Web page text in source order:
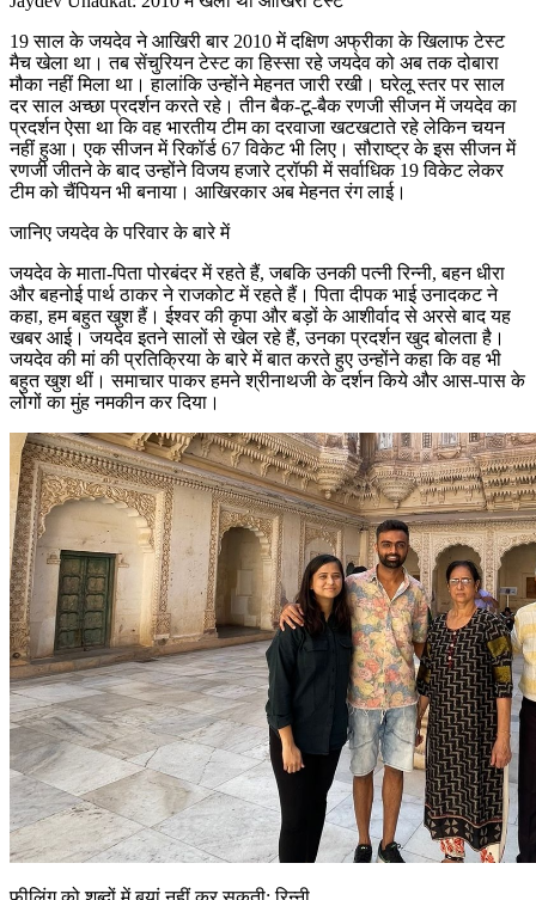
19 साल के जयदेव ने आखिरी बार 2010 में दक्षिण अफ्रीका के खिलाफ टेस्ट
मैच खेला था। तब सेंचुरियन टेस्ट का हिस्सा रहे जयदेव को अब तक दोबारा
मौका नहीं मिला था। हालांकि उन्होंने मेहनत जारी रखी। घरेलू स्तर पर साल
दर साल अच्छा प्रदर्शन करते रहे। तीन बैक-टू-बैक रणजी सीजन में जयदेव का
प्रदर्शन ऐसा था कि वह भारतीय टीम का दरवाजा खटखटाते रहे लेकिन चयन
नहीं हुआ। एक सीजन में रिकॉर्ड 67 विकेट भी लिए। सौराष्ट्र के इस सीजन में
रणजी जीतने के बाद उन्होंने विजय हजारे ट्रॉफी में सर्वाधिक 19 विकेट लेकर
टीम को चैंपियन भी बनाया। आखिरकार अब मेहनत रंग लाई।
जानिए जयदेव के परिवार के बारे में
जयदेव के माता-पिता पोरबंदर में रहते हैं, जबकि उनकी पत्नी रिन्नी, बहन धीरा
और बहनोई पार्थ ठाकर ने राजकोट में रहते हैं। पिता दीपक भाई उनादकट ने
कहा, हम बहुत खुश हैं। ईश्वर की कृपा और बड़ों के आशीर्वाद से अरसे बाद यह
खबर आई। जयदेव इतने सालों से खेल रहे हैं, उनका प्रदर्शन खुद बोलता है।
जयदेव की मां की प्रतिक्रिया के बारे में बात करते हुए उन्होंने कहा कि वह भी
बहुत खुश थीं। समाचार पाकर हमने श्रीनाथजी के दर्शन किये और आस-पास के
लोगों का मुंह नमकीन कर दिया।